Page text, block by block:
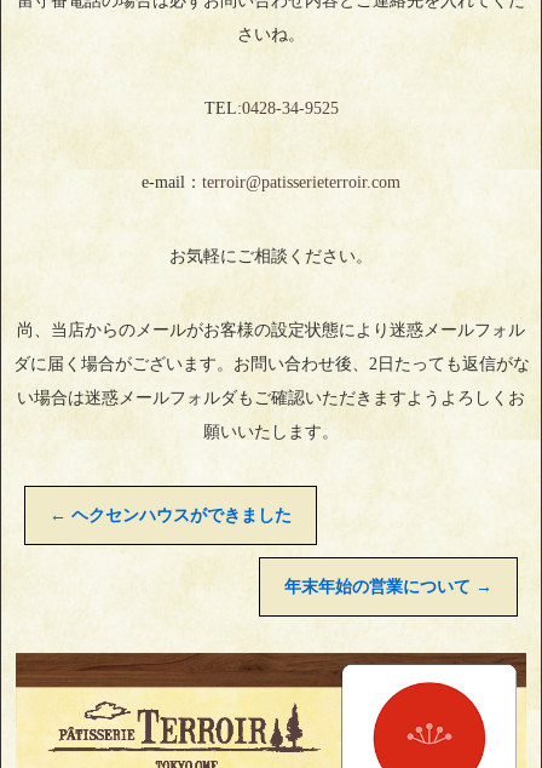
さいね。
TEL:0428‐34‐9525
e-mail： terroir@patisserieterroir.com
お気軽にご相談ください。
尚、当店からのメールがお客様の設定状態により迷惑メールフォル
ダに届く場合がございます。お問い合わせ後、2日たっても返信がな
い場合は迷惑メールフォルダもご確認いただきますようよろしくお
願いいたします。
← ヘクセンハウスができました
年末年始の営業について →